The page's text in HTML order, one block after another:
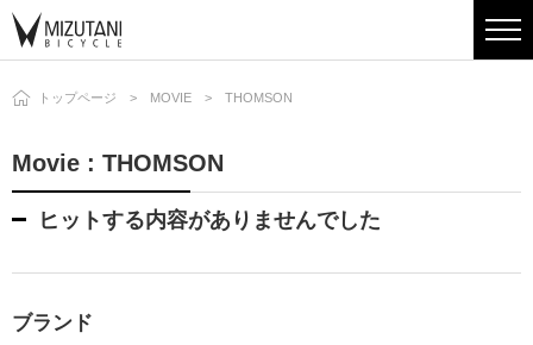
トップページ MOVIE THOMSON
Movie : THOMSON
ヒットする内容がありませんでした
ブランド